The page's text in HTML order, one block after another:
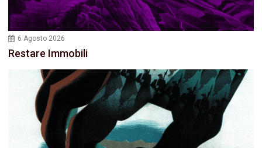
6 Agosto 2026
Restare Immobili